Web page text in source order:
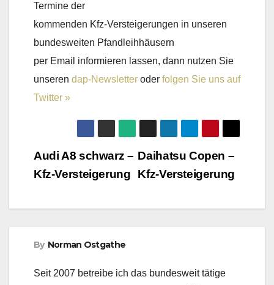
Termine der
kommenden Kfz-Versteigerungen in unseren
bundesweiten Pfandleihhäusern
per Email informieren lassen, dann nutzen Sie
unseren dap-Newsletter oder folgen Sie uns auf
Twitter »
Beitragsnavigation
Daihatsu Copen –
Kfz-Versteigerung
Audi A8 schwarz –
Kfz-Versteigerung
By Norman Ostgathe
Seit 2007 betreibe ich das bundesweit tätige